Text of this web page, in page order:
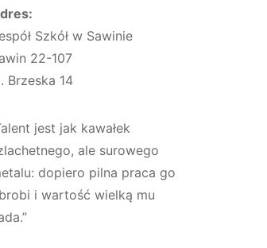
Szkół w Sawinie
22-107
Brzeska 14
jest jak kawałek
ale surowego
dopiero pilna praca go
i wartość wielką mu